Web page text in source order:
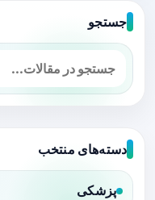
جستجو
دسته‌های منتخب
پزشکی